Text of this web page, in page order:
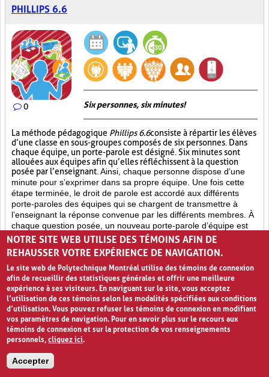
PHILLIPS 6.6
0 Six personnes, six minutes!
La méthode pédagogique Phillips 6.6consiste à répartir les élèves
d’une classe en sous-groupes composés de six personnes. Dans
chaque équipe, un porte-parole est désigné. Six minutes sont
allouées aux équipes afin qu’elles réfléchissent à la question
posée par l’enseignant. Ainsi, chaque personne dispose d’une
minute pour s’exprimer dans sa propre équipe. Une fois cette
étape terminée, le droit de parole est accordé aux différents
porte-paroles des équipes qui se chargent de transmettre à
l’enseignant la réponse convenue par les différents membres. À
chaque question posée, un nouveau porte-parole d’équipe est
désigné. Cette méthode pour recueillir des réponses à une
question s’avère fort avantageuse dans les grands groupes où il
est difficile de donner la parole à tous les élèves. De plus, elle
permet de diviser équitablement le temps de parole accordé à
chaque élève à l’intérieur des sous-groupes.
Groupe de discussion (5) Socialisation (8)
Enseignement par les pairs (7)
PAGES
« ‹ 1 2
NOTRE SITE WEB UTILISE DES TÉMOINS AFIN DE
REHAUSSER VOTRE EXPÉRIENCE DE NAVIGATION.
Le site web de Polytechnique Montréal utilise des témoins de connexion
afin de recueillir des statistiques générales et offrir une meilleure
expérience à ses visiteurs. En naviguant sur le site, vous acceptez
l’utilisation de ces témoins selon les modalités spécifiées aux conditions
d’utilisation. Vous pouvez refuser les témoins de connexion en modifiant
vos paramètres de navigation. Pour en savoir plus sur le recours aux
témoins de connexion et sur la protection de vos renseignements
personnels,cliquez ici.
Accepter